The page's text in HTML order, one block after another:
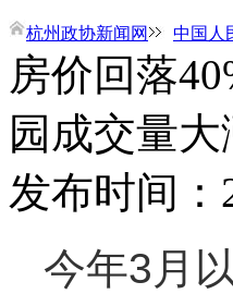
杭州政协新闻网 中国人
房价回落
园成交量大
发布时间
今年3月